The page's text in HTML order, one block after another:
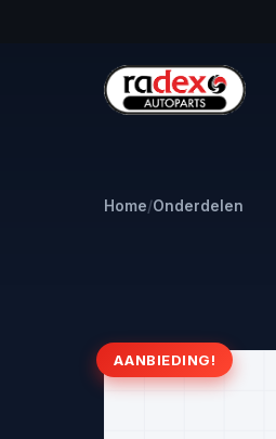
Home/Onderdelen
AANBIEDING!